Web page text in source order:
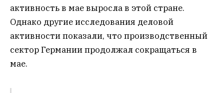
активность в мае выросла в этой стране.
Однако другие исследования деловой
активности показали, что производственный
сектор Германии продолжал сокращаться в
мае.